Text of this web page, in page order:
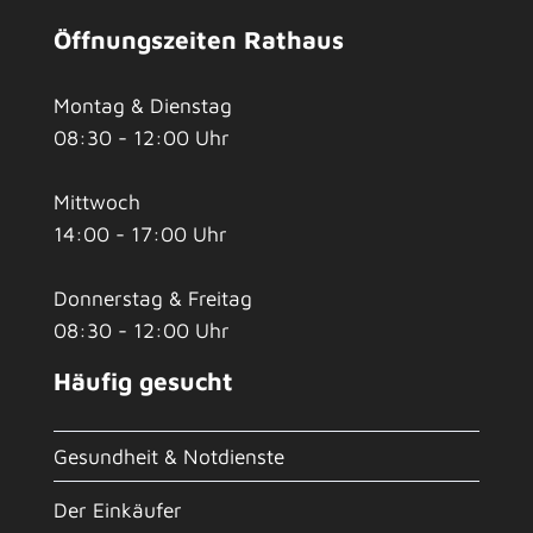
Öffnungszeiten Rathaus
Montag & Dienstag
08:30 - 12:00 Uhr
Mittwoch
14:00 - 17:00 Uhr
Donnerstag & Freitag
08:30 - 12:00 Uhr
Häufig gesucht
Gesundheit & Notdienste
Der Einkäufer